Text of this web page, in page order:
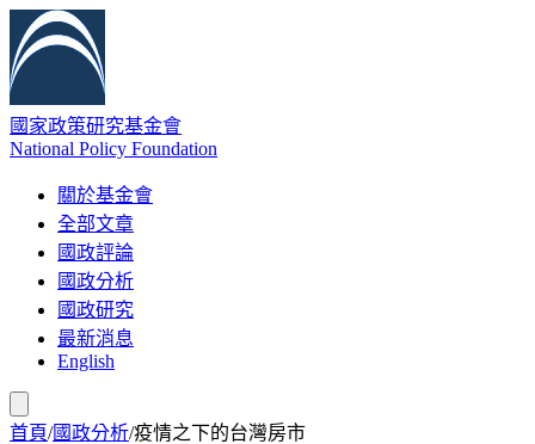
國家政策研究基金會
National Policy Foundation
關於基金會
全部文章
國政評論
國政分析
國政研究
最新消息
English
首頁/國政分析/疫情之下的台灣房市